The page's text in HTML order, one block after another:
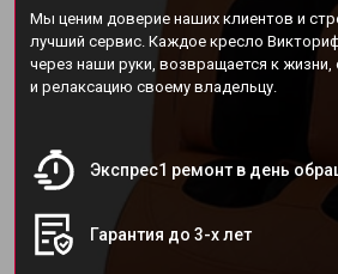
Мы ценим доверие наших клиентов и
лучший сервис. Каждое кресло
через наши руки, возвращается к
и релаксацию своему владельцу.
Экспрес1 ремонт в день
Гарантия до 3-х лет